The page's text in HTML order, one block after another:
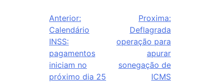
Anterior:
Calendário
INSS:
pagamentos
iniciam no
próximo dia 25
Proxima:
Deflagrada
operação para
apurar
sonegação de
ICMS